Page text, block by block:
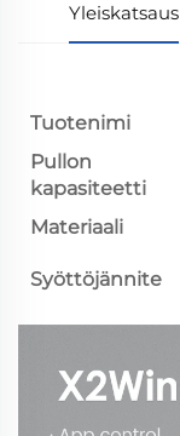
Yleiskatsaus
Tuotenimi
Pullon
kapasiteetti
Materiaali
Syöttöjännite